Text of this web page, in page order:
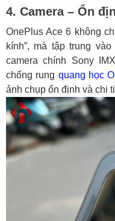
4. Camera – Ổn
OnePlus Ace 6 không
kính”, mà tập trung
camera chính Sony
chống rung quang học
ảnh chụp ổn định và chi